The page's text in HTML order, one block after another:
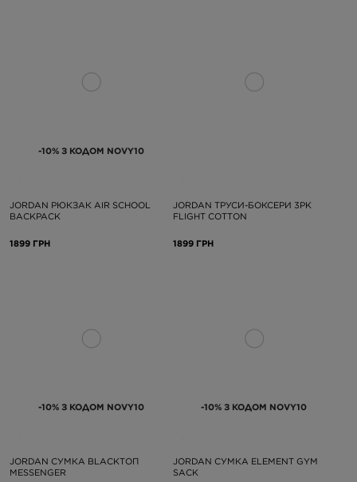
-10% З КОДОМ NOVY10
JORDAN РЮКЗАК AIR SCHOOL
BACKPACK
1899 ГРН
JORDAN ТРУСИ-БОКСЕРИ 3PK
FLIGHT COTTON
1899 ГРН
-10% З КОДОМ NOVY10
JORDAN СУМКА BLACKТОП
MESSENGER
-10% З КОДОМ NOVY10
JORDAN СУМКА ELEMENT GYM
SACK